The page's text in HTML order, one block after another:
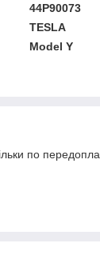
44P90073
TESLA
Model Y
по